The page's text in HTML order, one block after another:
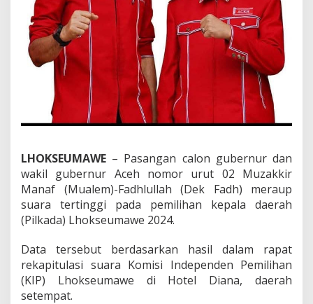
g
d
i
L
h
o
k
u
m
a
LHOKSEUMAWE – Pasangan calon gubernur dan
wakil gubernur Aceh nomor urut 02 Muzakkir
Manaf (Mualem)-Fadhlullah (Dek Fadh) meraup
suara tertinggi pada pemilihan kepala daerah
(Pilkada) Lhokseumawe 2024.
Data tersebut berdasarkan hasil dalam rapat
rekapitulasi suara Komisi Independen Pemilihan
(KIP) Lhokseumawe di Hotel Diana, daerah
setempat.